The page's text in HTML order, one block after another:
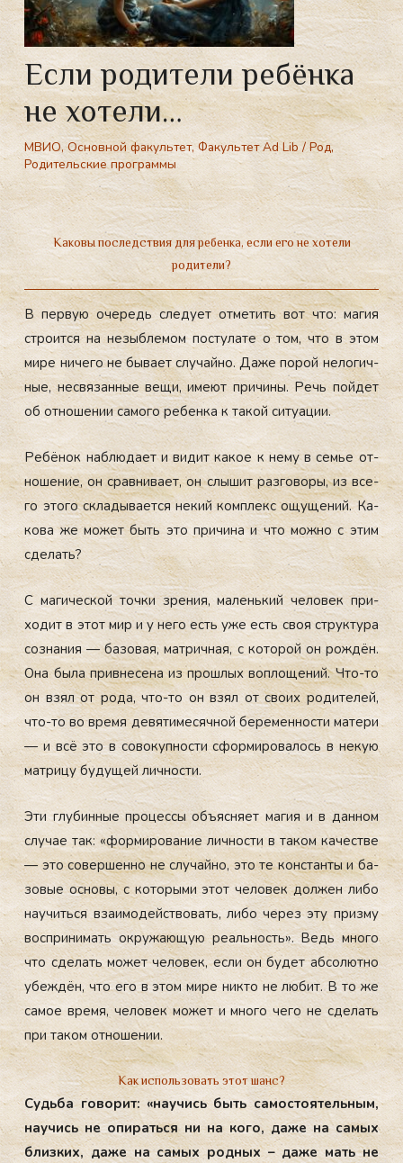
Если родители ребёнка
не хотели…
МВИО,Основной факультет,Факультет Ad Lib/Род,
Родительские программы
Каковы последствия для ребенка, если его не хотели
родители?
В пер­вую оче­редь сле­ду­ет от­ме­тить вот что: ма­гия
стро­ит­ся на не­зыб­ле­мом пос­ту­лате о том, что в этом
ми­ре ни­чего не бы­ва­ет слу­чай­но. Да­же по­рой не­логич­
ные, нес­вя­зан­ные ве­щи, име­ют при­чины. Речь пой­дет
об от­но­шении са­мого ре­бен­ка к та­кой си­ту­ации.
Ре­бёнок наб­лю­да­ет и ви­дит ка­кое к не­му в семье от­
но­шение, он срав­ни­ва­ет, он слы­шит раз­го­воры, из все­
го это­го скла­дыва­ет­ся не­кий ком­плекс ощу­щений. Ка­
кова же мо­жет быть это при­чина и что мож­но с этим
сде­лать?
С ма­гичес­кой точ­ки зре­ния, ма­лень­кий че­ловек при­
ходит в этот мир и у не­го есть уже есть своя струк­ту­ра
соз­на­ния — ба­зовая, мат­ричная, с ко­торой он рож­дён.
Она бы­лаприв­не­сена из прош­лых воп­ло­щений. Что-то
он взял от ро­да, что-то он взял от сво­их ро­дите­лей,
что-то во вре­мя де­вяти­месяч­ной бе­ремен­ности ма­тери
— и всё это в со­вокуп­ности сфор­ми­рова­лось в не­кую
мат­ри­цу бу­дущей лич­ности.
Эти глу­бин­ные про­цес­сы объ­яс­ня­ет ма­гия и в дан­ном
слу­чае так: «фор­ми­рова­ние лич­ности в та­ком ка­чес­тве
— это со­вер­шенно не слу­чай­но, это те кон­стан­ты и ба­
зовые ос­но­вы, с ко­торы­ми этот че­ловек дол­жен ли­бо
на­учить­ся вза­имо­дей­ство­вать, ли­бо че­рез эту приз­му
вос­при­нимать ок­ру­жа­ющую ре­аль­ность». Ведь мно­го
что сде­лать мо­жет че­ловек, ес­ли он бу­дет аб­со­лют­но
убеж­дён, что его в этом ми­ре ник­то не лю­бит. В то же
са­мое вре­мя, че­ловек мо­жет и мно­го че­го не сде­лать
при та­ком от­но­шении.
Как использовать этот шанс?
Судь­ба го­ворит: «на­учись быть са­мос­то­ятель­ным,
на­учись не опи­рать­ся ни на ко­го, да­же на са­мых
близ­ких, да­же на са­мых род­ных – да­же мать не